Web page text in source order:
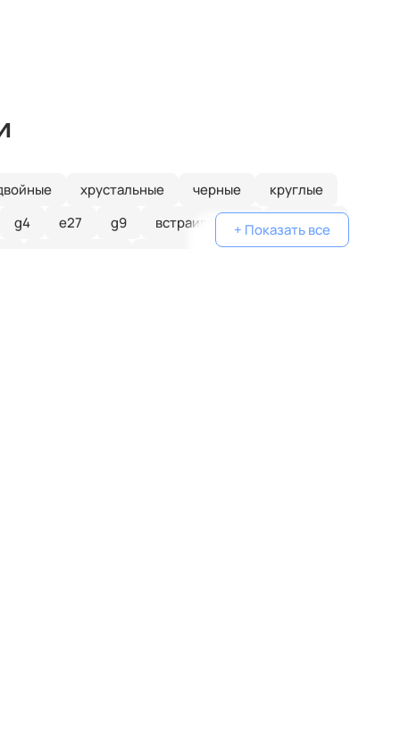
хрустальные черные
круглые
g4 е27 g9 встраиваемые
зеленые
+ Показать все